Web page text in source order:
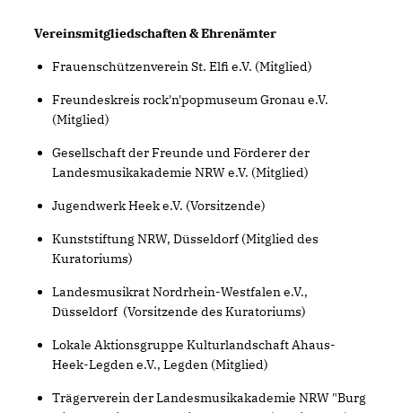
Vereinsmitgliedschaften & Ehrenämter
Frauenschützenverein St. Elfi e.V. (Mitglied)
Freundeskreis rock'n'popmuseum Gronau e.V.
(Mitglied)
Gesellschaft der Freunde und Förderer der
Landesmusikakademie NRW e.V. (Mitglied)
Jugendwerk Heek e.V. (Vorsitzende)
Kunststiftung NRW, Düsseldorf (Mitglied des
Kuratoriums)
Landesmusikrat Nordrhein-Westfalen e.V.,
Düsseldorf (Vorsitzende des Kuratoriums)
Lokale Aktionsgruppe Kulturlandschaft Ahaus-
Heek-Legden e.V., Legden (Mitglied)
Trägerverein der Landesmusikakademie NRW "Burg